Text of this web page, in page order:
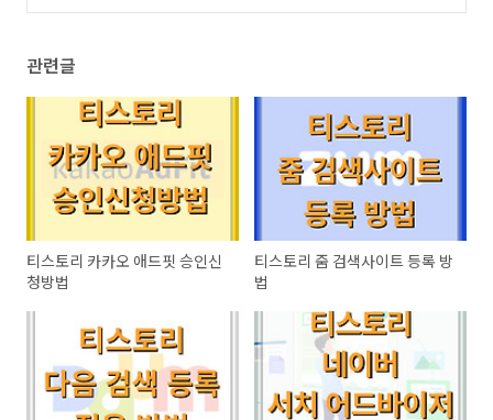
관련글
티스토리 카카오 애드핏 승인신
청방법
티스토리 줌 검색사이트 등록 방
법